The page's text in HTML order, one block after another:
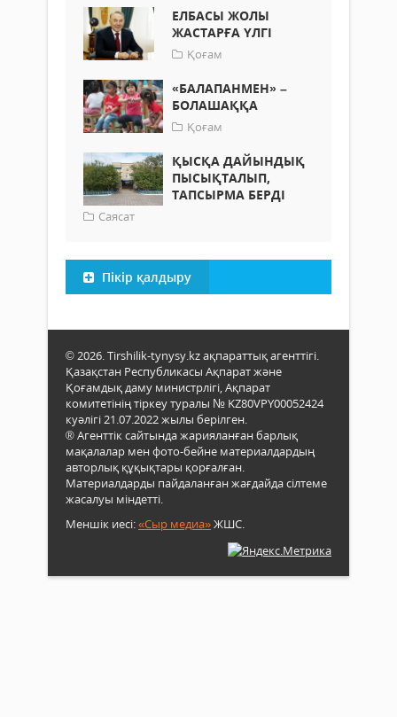
ЕЛБАСЫ ЖОЛЫ
ЖАСТАРҒА ҮЛГІ
Қоғам
«БАЛАПАНМЕН» –
БОЛАШАҚҚА
Қоғам
ҚЫСҚА ДАЙЫНДЫҚ
ПЫСЫҚТАЛЫП,
ТАПСЫРМА БЕРДІ
Саясат
Пікір қалдыру
© 2026. Tirshilik-tynysy.kz ақпараттық агенттігі.
Қазақстан Республикасы Ақпарат және
Қоғамдық даму министрлігі, Ақпарат
комитетінің тіркеу туралы № KZ80VPY00052424
куәлігі 21.07.2022 жылы берілген.
® Агенттік сайтында жарияланған барлық
мақалалар мен фото-бейне материалдардың
авторлық құқықтары қорғалған.
Материалдарды пайдаланған жағдайда сілтеме
жасалуы міндетті.
Меншік иесі:«Сыр медиа»ЖШС.